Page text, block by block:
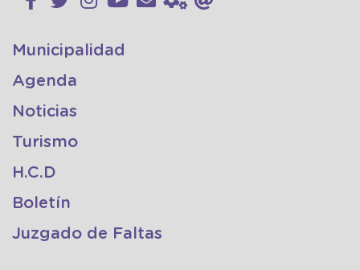
Municipalidad
Agenda
Noticias
Turismo
H.C.D
Boletín
Juzgado de Faltas